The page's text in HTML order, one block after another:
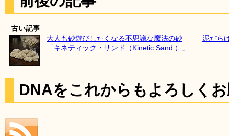
古い記事
大人も砂遊びしたくなる不思議な魔法の砂
「キネティック・サンド（Kinetic Sand ）」
泥だら
DNAをこれからもよろしく